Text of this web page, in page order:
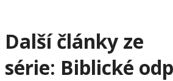
Další články ze
série: Biblické